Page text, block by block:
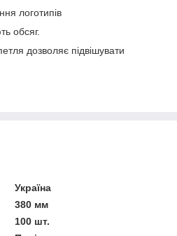
логотипів
обсяг.
дозволяє підвішувати
Україна
380 мм
100 шт.